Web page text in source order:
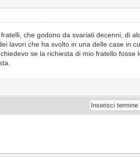
che godono da svariati decenni, di
lavori che ha svolto in una delle case in
se la richiesta di mio fratello fosse